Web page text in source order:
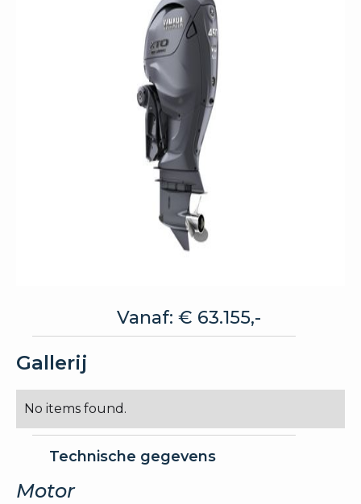
Vanaf: € 63.155,-
Gallerij
No items found.
Technische gegevens
Motor